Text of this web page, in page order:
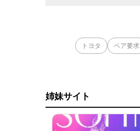
トヨタ ベア要求
姉妹サイト